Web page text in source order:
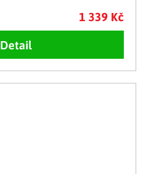
1 339 Kč
Detail